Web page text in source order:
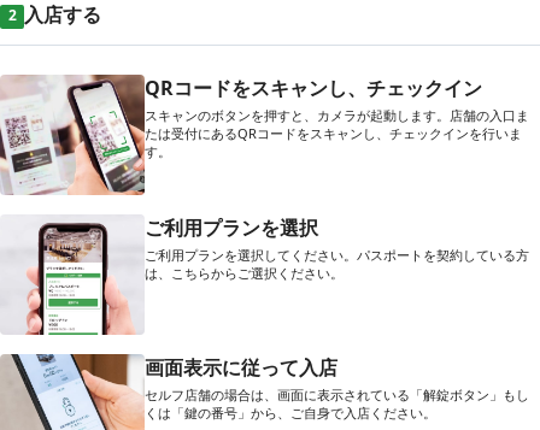
2 入店する
QRコードをスキャンし、チェックイン
スキャンのボタンを押すと、カメラが起動します。店舗の入口ま
たは受付にあるQRコードをスキャンし、チェックインを行いま
す。
ご利用プランを選択
ご利用プランを選択してください。パスポートを契約している方
は、こちらからご選択ください。
画面表示に従って入店
セルフ店舗の場合は、画面に表示されている「解錠ボタン」もし
くは「鍵の番号」から、ご自身で入店ください。